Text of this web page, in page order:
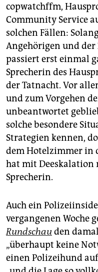
copwatchffm,
Community Service
solchen Fällen:
Angehörigen und
passiert erst einmal
Sprecherin des
der Tatnacht. Vor
und zum Vorgehen
unbeantwortet
solche besondere
Strategien kennen,
dem Hotelzimmer in
hat mit Deeskalation
Sprecherin.
Auch ein
vergangenen Woche
Rundschauden
„überhaupt keine
einen Polizeihund